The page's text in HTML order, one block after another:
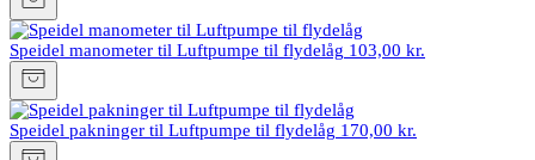
Speidel manometer til Luftpumpe til flydelåg 103,00 kr.
Speidel pakninger til Luftpumpe til flydelåg 170,00 kr.